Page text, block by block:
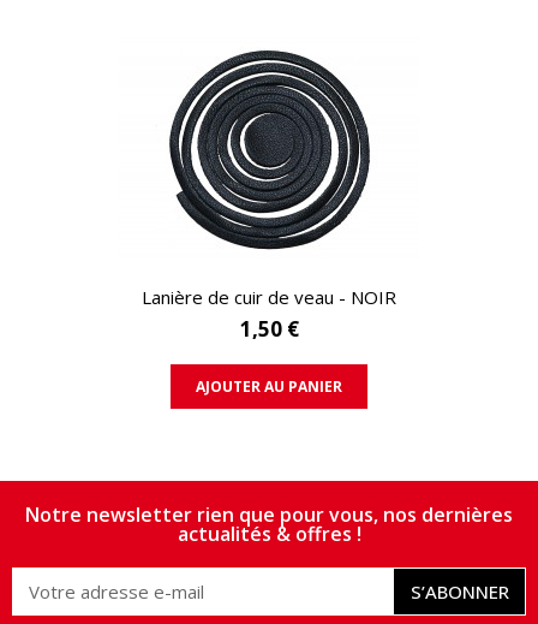
APERÇU RAPIDE
Lanière de cuir de veau - NOIR
1,50 €
AJOUTER AU PANIER
Notre newsletter rien que pour vous, nos dernières
actualités & offres !
S’ABONNER